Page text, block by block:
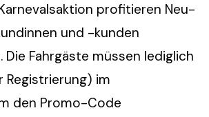
profitieren Neu-
und -kunden
Die Fahrgäste müssen lediglich
Registrierung) im
den Promo-Code